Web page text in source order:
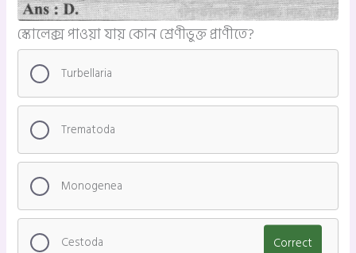
স্কোলেক্স পাওয়া যায় কোন শ্রেণীভুক্ত প্রাণীতে?
Turbellaria
Trematoda
Monogenea
Cestoda Correct